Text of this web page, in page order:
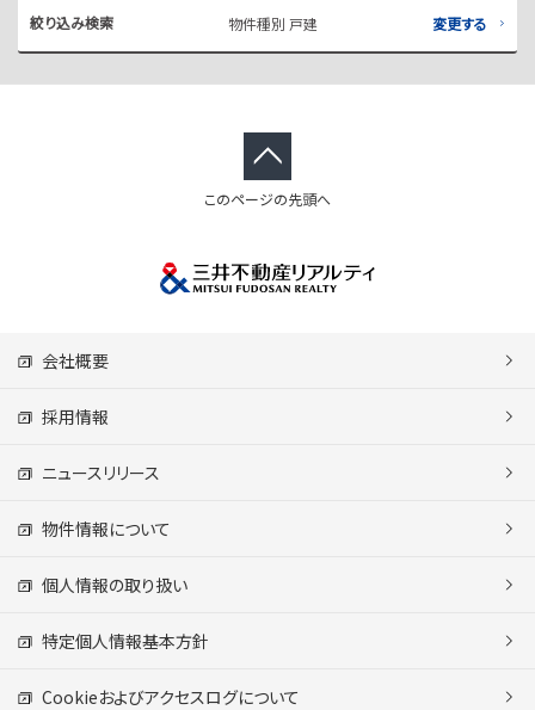
絞り込み検索 物件種別 戸建 変更する
このページの先頭へ
会社概要
採用情報
ニュースリリース
物件情報について
個人情報の取り扱い
特定個人情報基本方針
Cookieおよびアクセスログについて